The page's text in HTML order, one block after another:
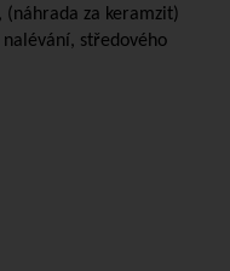
za keramzit)
středového